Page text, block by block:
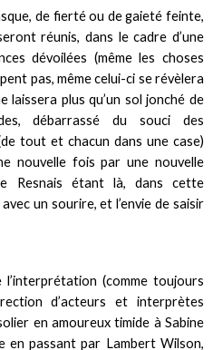
de fierté ou de gaieté feinte,
réunis, dans le cadre d’une
dévoilées (même les choses
pas, même celui-ci se révèlera
laissera plus qu’un sol jonché de
débarrassé du souci des
tout et chacun dans une case)
nouvelle fois par une nouvelle
Resnais étant là, dans cette
un sourire, et l’envie de saisir
l’interprétation (comme toujours
d’acteurs et interprètes
en amoureux timide à Sabine
en passant par Lambert Wilson,